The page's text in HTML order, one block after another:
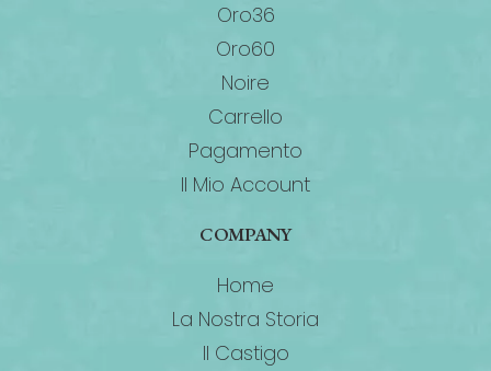
Oro36
Oro60
Noire
Carrello
Pagamento
Il Mio Account
COMPANY
Home
La Nostra Storia
Il Castigo